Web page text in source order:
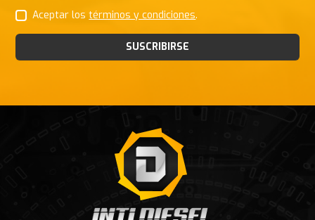
Aceptar lostérminos y condiciones.
SUSCRIBIRSE